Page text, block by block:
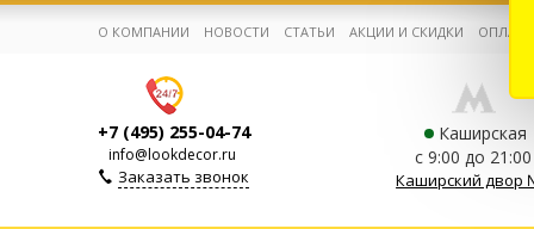
Корзина:0
О КОМПАНИИ НОВОСТИ СТАТЬИ АКЦИИ И СКИДКИ
+7 (495) 255-04-74
info@lookdecor.ru
Заказать звонок
Каширская
с 9:00 до 21:00
Каширский двор